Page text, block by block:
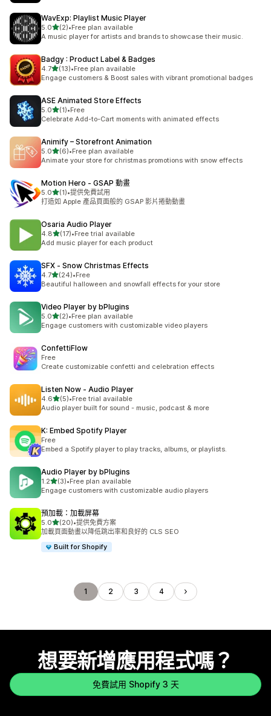
WavExp: Playlist Music Player
5.0滿分 5 顆星
(2)
共有 2 則評價
•Free plan available
A music player for artists and brands to showcase their music.
Badgy : Product Label & Badges
4.7滿分 5 顆星
(13)
共有 13 則評價
•Free plan available
Engage customers & Boost sales with vibrant promotional badges
ASE Animated Store Effects
5.0滿分 5 顆星
(1)
共有 1 則評價
•Free
Celebrate Add-to-Cart moments with animated effects
Animify – Storefront Animation
5.0滿分 5 顆星
(6)
共有 6 則評價
•Free plan available
Animate your store for christmas promotions with snow effects
Motion Hero ‑ GSAP 動畫
5.0滿分 5 顆星
(1)
共有 1 則評價
•提供免費試用
打造如 Apple 產品頁面般的 GSAP 影片捲動動畫
Osaria Audio Player
4.8滿分 5 顆星
(17)
共有 17 則評價
•Free trial available
Add music player for each product
SFX ‑ Snow Christmas Effects
4.7滿分 5 顆星
(24)
共有 24 則評價
•Free
Beautiful halloween and snowfall effects for your store
Video Player by bPlugins
5.0滿分 5 顆星
(2)
共有 2 則評價
•Free plan available
Engage customers with customizable video players
ConfettiFlow
Free
Create customizable confetti and celebration effects
Listen Now ‑ Audio Player
4.6滿分 5 顆星
(5)
共有 5 則評價
•Free trial available
Audio player built for sound - music, podcast & more
K: Embed Spotify Player
Free
Embed a Spotify player to play tracks, albums, or playlists.
Audio Player by bPlugins
1.2滿分 5 顆星
(3)
共有 3 則評價
•Free plan available
Engage customers with customizable audio players
預加載：加載屏幕
5.0滿分 5 顆星
(20)
共有 20 則評價
•提供免費方案
加載頁面動畫以降低跳出率和良好的 CLS SEO
Built for Shopify
1 2 3 4
想要新增應用程式嗎？
免費試用 Shopify 3 天